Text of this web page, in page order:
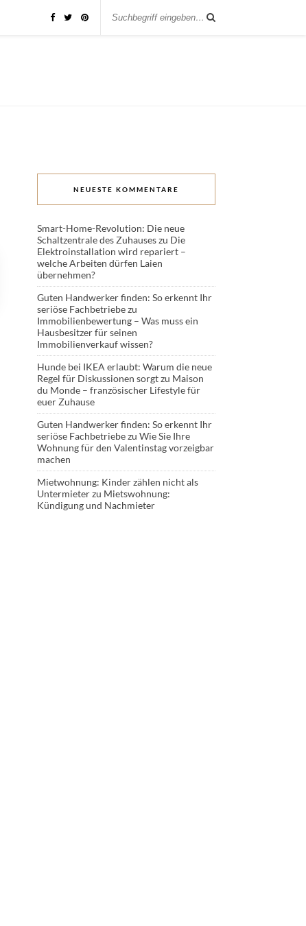
NEUESTE KOMMENTARE
Smart-Home-Revolution: Die neue
Schaltzentrale des Zuhauseszu Die
Elektroinstallation wird repariert –
welche Arbeiten dürfen Laien
übernehmen?
Guten Handwerker finden: So erkennt Ihr
seriöse Fachbetriebezu
Immobilienbewertung – Was muss ein
Hausbesitzer für seinen
Immobilienverkauf wissen?
Hunde bei IKEA erlaubt: Warum die neue
Regel für Diskussionen sorgtzu Maison
du Monde – französischer Lifestyle für
euer Zuhause
Guten Handwerker finden: So erkennt Ihr
seriöse Fachbetriebezu Wie Sie Ihre
Wohnung für den Valentinstag vorzeigbar
machen
Mietwohnung: Kinder zählen nicht als
Untermieterzu Mietswohnung:
Kündigung und Nachmieter